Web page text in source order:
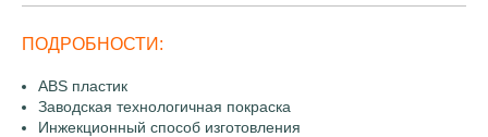
ПОДРОБНОСТИ:
ABS пластик
Заводская технологичная покраска
Инжекционный способ изготовления